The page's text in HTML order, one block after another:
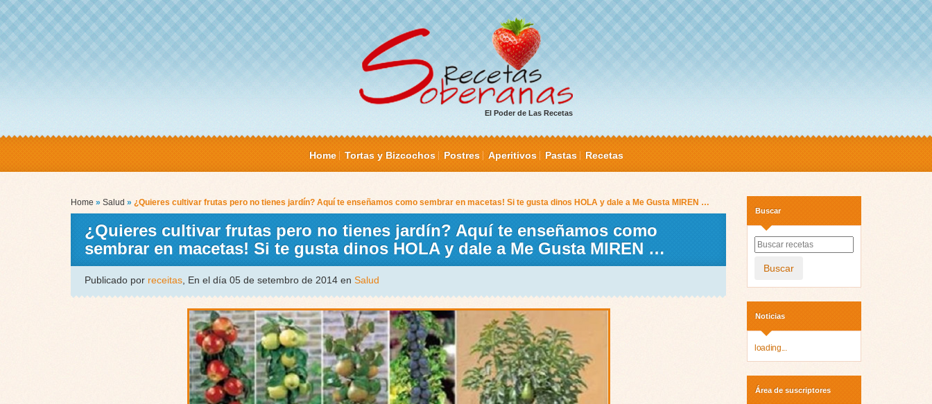
El Poder de Las Recetas
Home Tortas y Bizcochos Postres Aperitivos Pastas Recetas
Home » Salud » ¿Quieres cultivar frutas pero no tienes jardín? Aquí te enseñamos como sembrar en macetas! Si te gusta dinos HOLA y dale a Me Gusta MIREN …
¿Quieres cultivar frutas pero no tienes jardín? Aquí te enseñamos como
sembrar en macetas! Si te gusta dinos HOLA y dale a Me Gusta MIREN …
Publicado por receitas , En el día 05 de setembro de 2014 en Salud
Buscar
Buscar
Noticias
loading...
Área de suscriptores